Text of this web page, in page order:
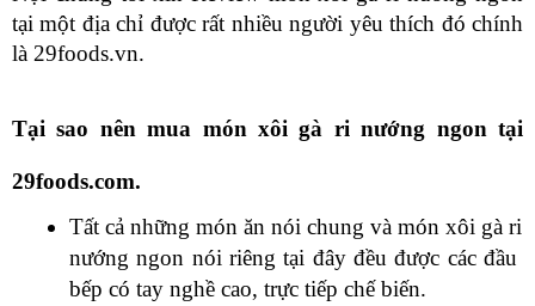
tại một địa chỉ được rất nhiều người yêu thích đó chính
là 29foods.vn.
Tại sao nên mua món xôi gà ri nướng ngon tại
29foods.com.
Tất cả những món ăn nói chung và món xôi gà ri
nướng ngon nói riêng tại đây đều được các đầu
bếp có tay nghề cao, trực tiếp chế biến.